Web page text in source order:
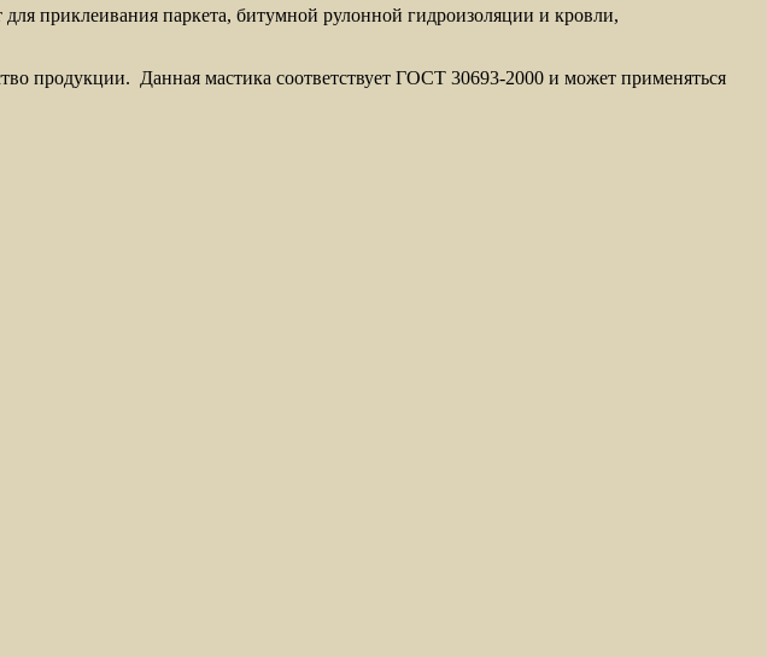
приклеивания паркета, битумной рулонной гидроизоляции и кровли,
продукции. Данная мастика соответствует ГОСТ 30693-2000 и может применяться